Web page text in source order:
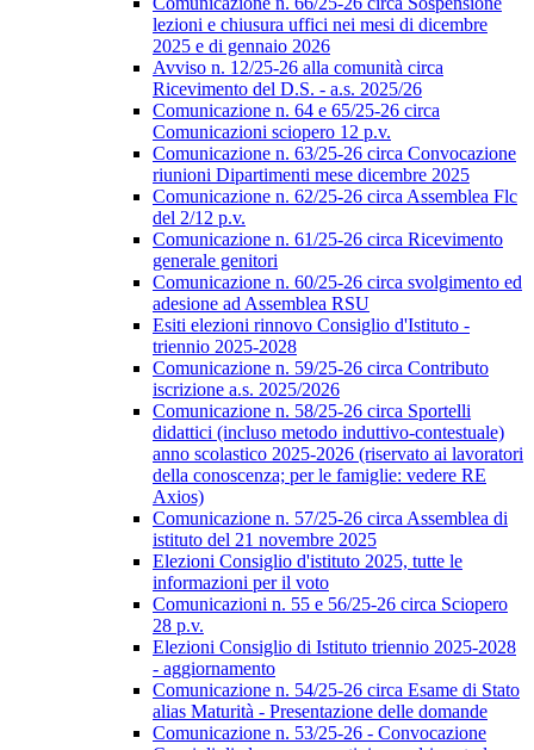
lezioni e chiusura uffici nei mesi di dicembre
2025 e di gennaio 2026
Avviso n. 12/25-26 alla comunità circa
Ricevimento del D.S. - a.s. 2025/26
Comunicazione n. 64 e 65/25-26 circa
Comunicazioni sciopero 12 p.v.
Comunicazione n. 63/25-26 circa Convocazione
riunioni Dipartimenti mese dicembre 2025
Comunicazione n. 62/25-26 circa Assemblea Flc
del 2/12 p.v.
Comunicazione n. 61/25-26 circa Ricevimento
generale genitori
Comunicazione n. 60/25-26 circa svolgimento ed
adesione ad Assemblea RSU
Esiti elezioni rinnovo Consiglio d'Istituto -
triennio 2025-2028
Comunicazione n. 59/25-26 circa Contributo
iscrizione a.s. 2025/2026
Comunicazione n. 58/25-26 circa Sportelli
didattici (incluso metodo induttivo-contestuale)
anno scolastico 2025-2026 (riservato ai lavoratori
della conoscenza; per le famiglie: vedere RE
Axios)
Comunicazione n. 57/25-26 circa Assemblea di
istituto del 21 novembre 2025
Elezioni Consiglio d'istituto 2025, tutte le
informazioni per il voto
Comunicazioni n. 55 e 56/25-26 circa Sciopero
28 p.v.
Elezioni Consiglio di Istituto triennio 2025-2028
- aggiornamento
Comunicazione n. 54/25-26 circa Esame di Stato
alias Maturità - Presentazione delle domande
Comunicazione n. 53/25-26 - Convocazione